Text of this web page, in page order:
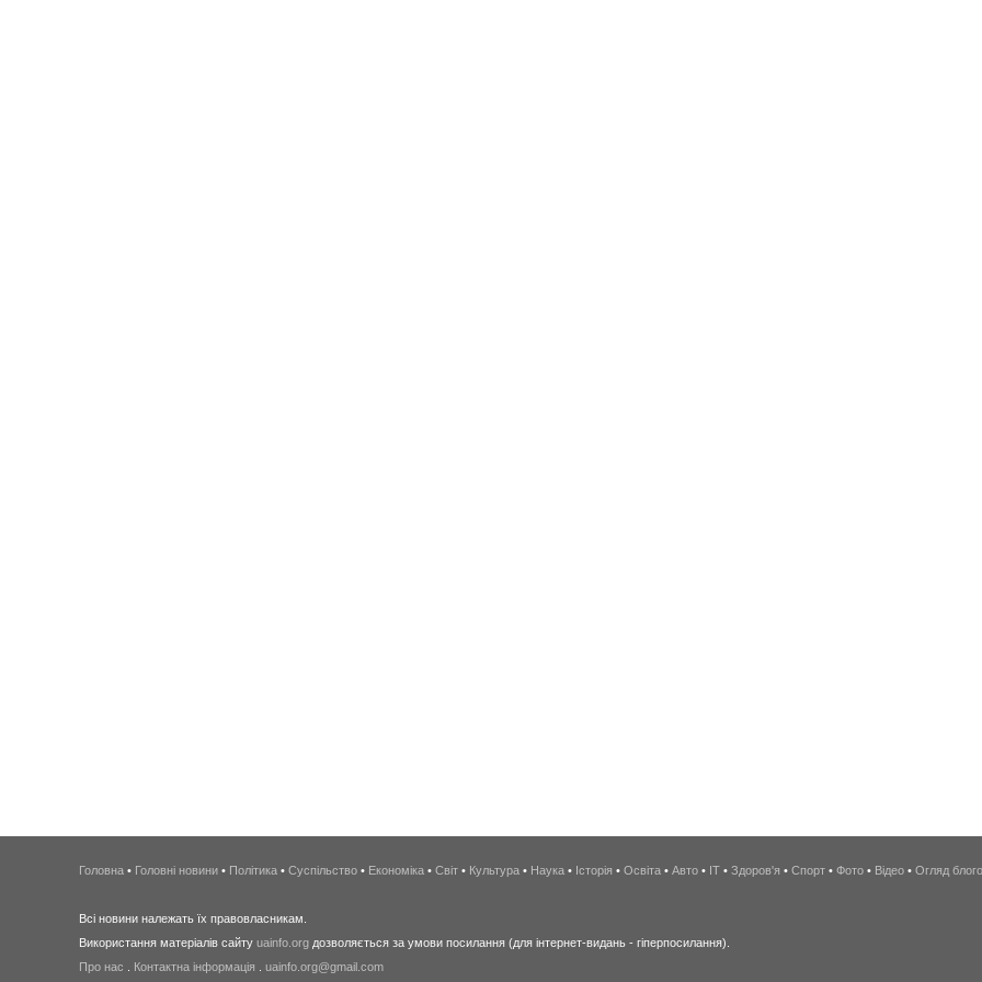
Головна • Головні новини • Політика • Суспільство • Економіка • Світ • Культура • Наука • Історія • Освіта • Авто • IT • Здоров'я • Спорт • Фото • Відео • Огляд
Всі новини належать їх правовласникам.
Використання матеріалів сайту uainfo.org дозволяється за умови посилання (для інтернет-видань - гіперпосилання).
Про нас
Контактна інформація uainfo.org@gmail.com